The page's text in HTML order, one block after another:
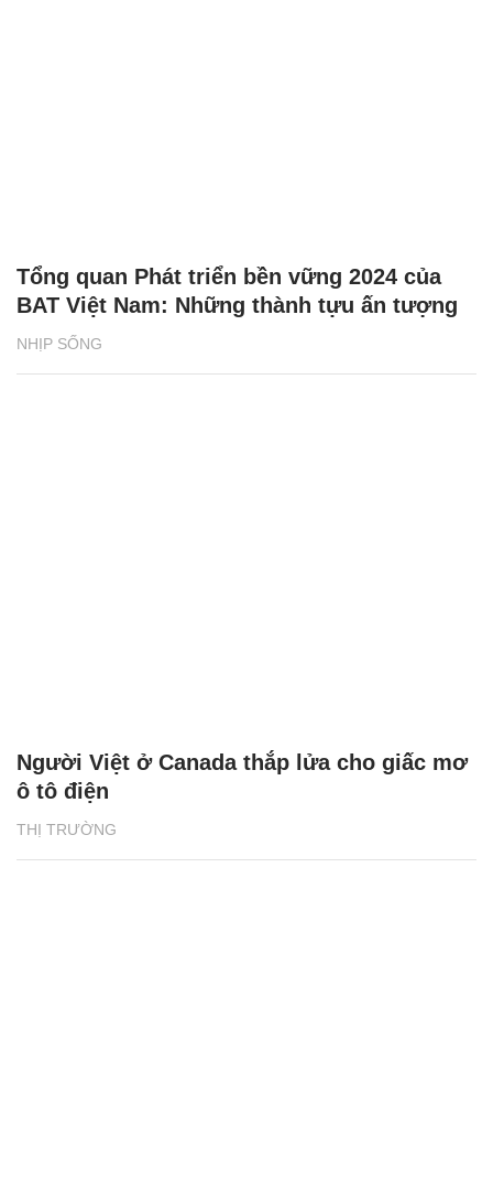
NHỊP SỐNG
Tổng quan Phát triển bền vững 2024 của
BAT Việt Nam: Những thành tựu ấn tượng
THỊ TRƯỜNG
Người Việt ở Canada thắp lửa cho giấc mơ
ô tô điện